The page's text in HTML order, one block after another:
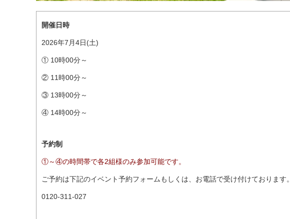
開催日時
2026年7月4日(土)
① 10時00分～
② 11時00分～
③ 13時00分～
④ 14時00分～
予約制
①～④の時間帯で各2組様のみ参加可能です。
ご予約は下記のイベント予約フォームもしくは、お電話で受け付けております。
0120-311-027